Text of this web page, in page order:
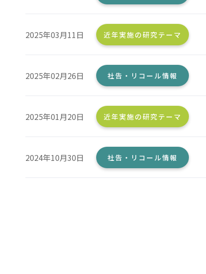
2025年03月11日 近年実施の研究テーマ
2025年02月26日 社告・リコール情報
2025年01月20日 近年実施の研究テーマ
2024年10月30日 社告・リコール情報